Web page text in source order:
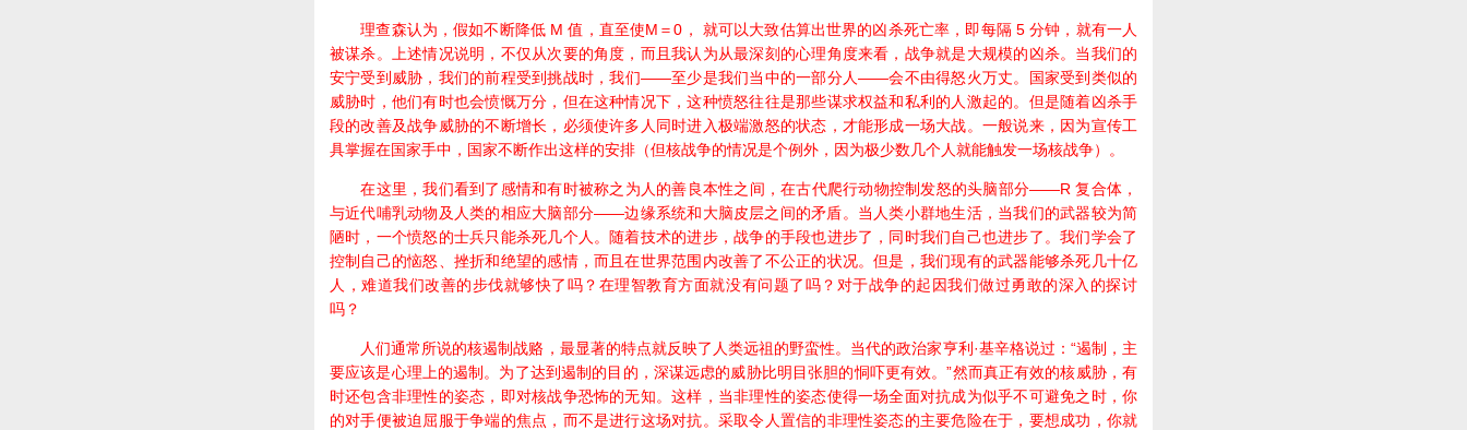
理查森认为，假如不断降低 M 值，直至使M＝0， 就可以大致估算出世界的凶杀死亡率，即每隔 5 分钟，就有一人
被谋杀。上述情况说明，不仅从次要的角度，而且我认为从最深刻的心理角度来看，战争就是大规模的凶杀。当我们的
安宁受到威胁，我们的前程受到挑战时，我们——至少是我们当中的一部分人——会不由得怒火万丈。国家受到类似的
威胁时，他们有时也会愤慨万分，但在这种情况下，这种愤怒往往是那些谋求权益和私利的人激起的。但是随着凶杀手
段的改善及战争威胁的不断增长，必须使许多人同时进入极端激怒的状态，才能形成一场大战。一般说来，因为宣传工
具掌握在国家手中，国家不断作出这样的安排（但核战争的情况是个例外，因为极少数几个人就能触发一场核战争）。
在这里，我们看到了感情和有时被称之为人的善良本性之间，在古代爬行动物控制发怒的头脑部分——R 复合体，
与近代哺乳动物及人类的相应大脑部分——边缘系统和大脑皮层之间的矛盾。当人类小群地生活，当我们的武器较为简
陋时，一个愤怒的士兵只能杀死几个人。随着技术的进步，战争的手段也进步了，同时我们自己也进步了。我们学会了
控制自己的恼怒、挫折和绝望的感情，而且在世界范围内改善了不公正的状况。但是，我们现有的武器能够杀死几十亿
人，难道我们改善的步伐就够快了吗？在理智教育方面就没有问题了吗？对于战争的起因我们做过勇敢的深入的探讨
吗？
人们通常所说的核遏制战赂，最显著的特点就反映了人类远祖的野蛮性。当代的政治家亨利·基辛格说过：“遏制，主
要应该是心理上的遏制。为了达到遏制的目的，深谋远虑的威胁比明目张胆的恫吓更有效。”然而真正有效的核威胁，有
时还包含非理性的姿态，即对核战争恐怖的无知。这样，当非理性的姿态使得一场全面对抗成为似乎不可避免之时，你
的对手便被迫屈服于争端的焦点，而不是进行这场对抗。采取令人置信的非理性姿态的主要危险在于，要想成功，你就